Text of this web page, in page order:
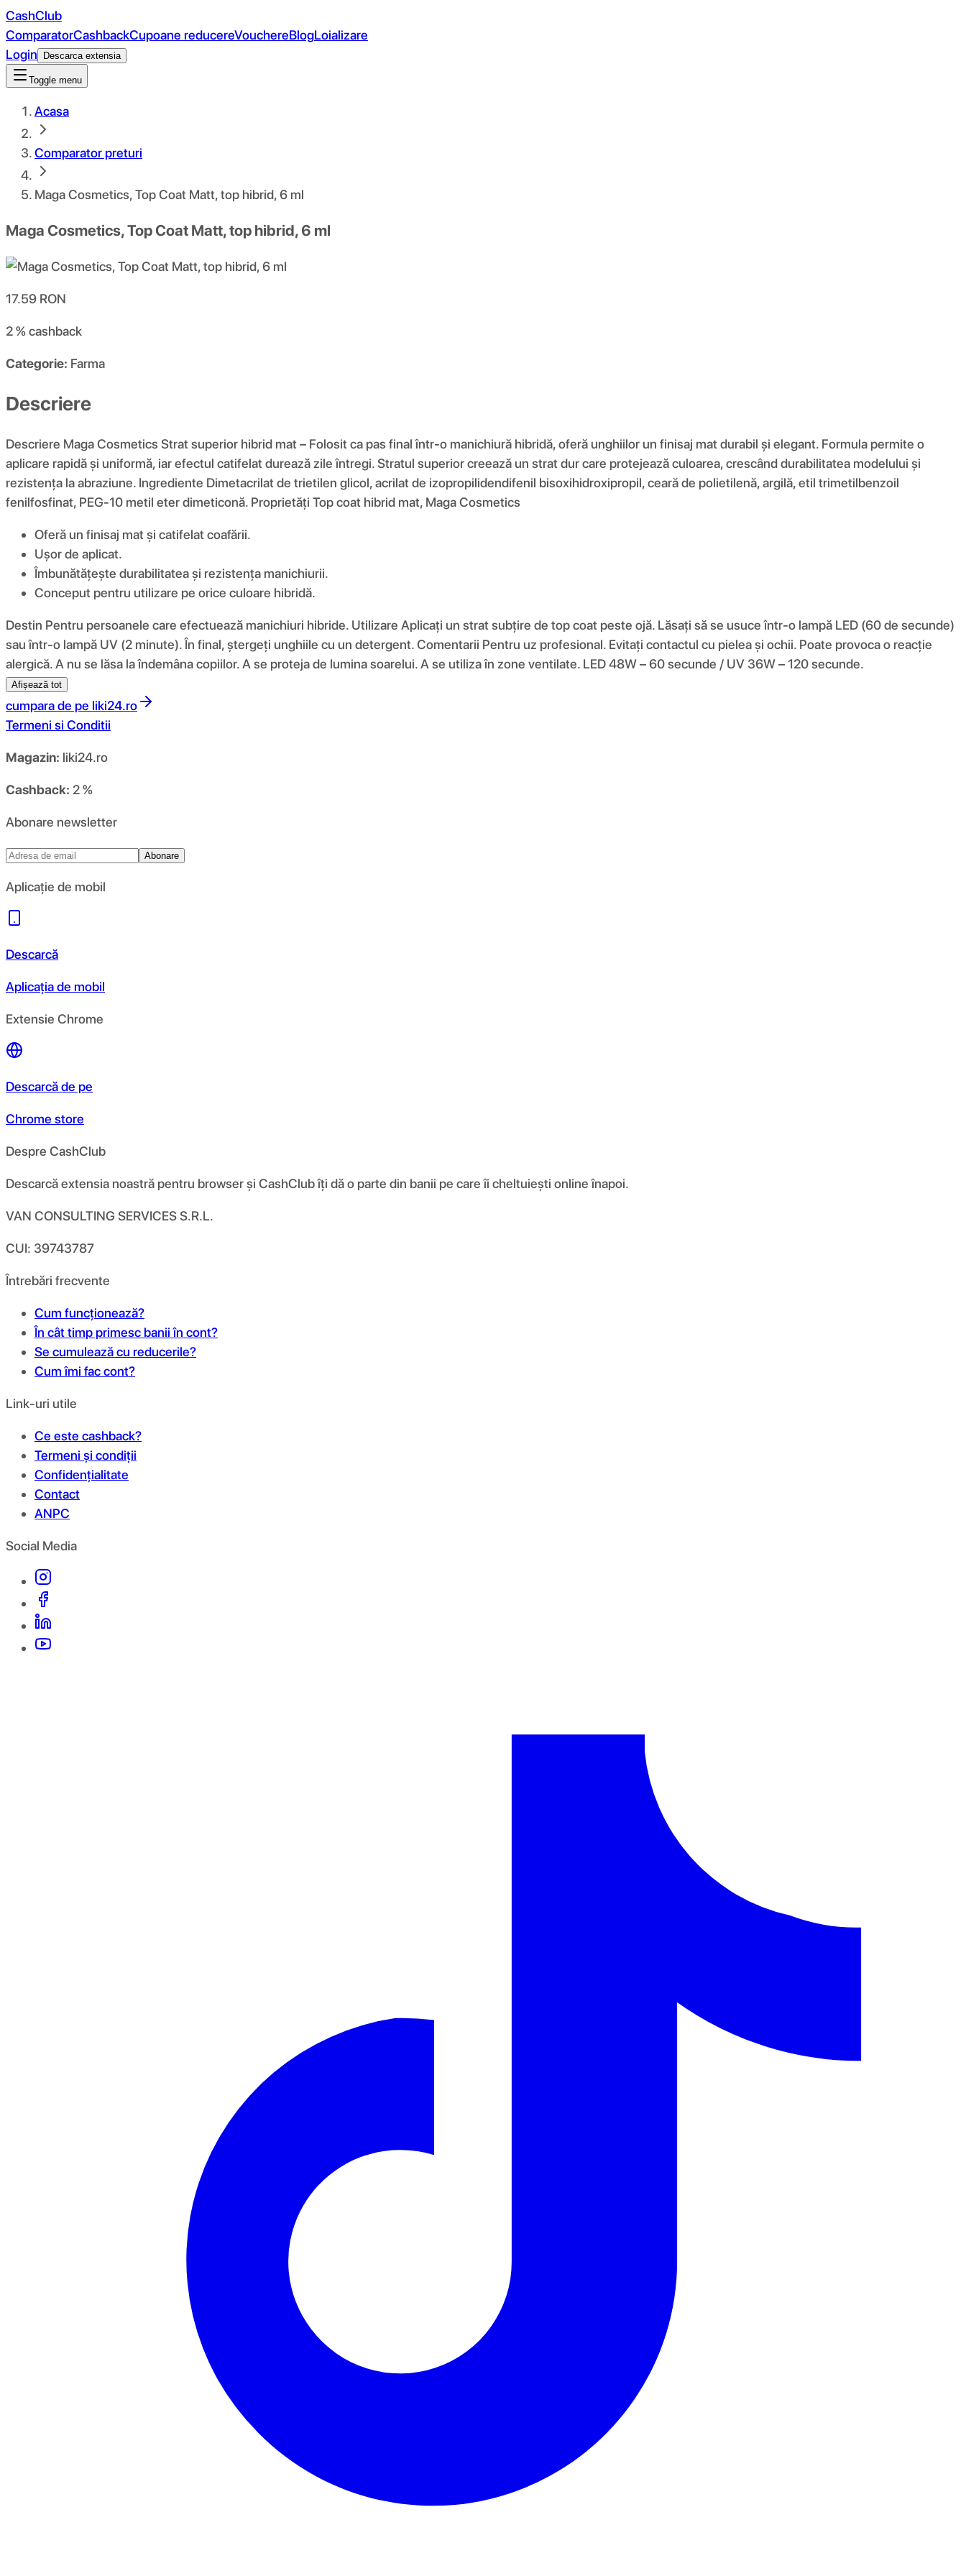
CashClub
ComparatorCashbackCupoane reducereVouchereBlogLoializare
Login
Descarca extensia
Toggle menu
Acasa
Comparator preturi
Maga Cosmetics, Top Coat Matt, top hibrid, 6 ml
Maga Cosmetics, Top Coat Matt, top hibrid, 6 ml
17.59 RON
2 %cashback
Categorie: Farma
Descriere
Descriere Maga Cosmetics Strat superior hibrid mat – Folosit ca pas final într-o manichiură hibridă, oferă unghiilor un finisaj mat durabil și elegant. Formula permite o
aplicare rapidă și uniformă, iar efectul catifelat durează zile întregi. Stratul superior creează un strat dur care protejează culoarea, crescând durabilitatea modelului și
rezistența la abraziune. Ingrediente Dimetacrilat de trietilen glicol, acrilat de izopropilidendifenil bisoxihidroxipropil, ceară de polietilenă, argilă, etil trimetilbenzoil
fenilfosfinat, PEG-10 metil eter dimeticonă. Proprietăți Top coat hibrid mat, Maga Cosmetics
Oferă un finisaj mat și catifelat coafării.
Ușor de aplicat.
Îmbunătățește durabilitatea și rezistența manichiurii.
Conceput pentru utilizare pe orice culoare hibridă.
Destin Pentru persoanele care efectuează manichiuri hibride. Utilizare Aplicați un strat subțire de top coat peste ojă. Lăsați să se usuce într-o lampă LED (60 de secunde)
sau într-o lampă UV (2 minute). În final, ștergeți unghiile cu un detergent. Comentarii Pentru uz profesional. Evitați contactul cu pielea și ochii. Poate provoca o reacție
alergică. A nu se lăsa la îndemâna copiilor. A se proteja de lumina soarelui. A se utiliza în zone ventilate. LED 48W – 60 secunde / UV 36W – 120 secunde.
Afișează tot
cumpara de pe liki24.ro
Termeni si Conditii
Magazin: liki24.ro
Cashback: 2 %
Abonare newsletter
Abonare
Aplicație de mobil
Descarcă
Aplicația de mobil
Extensie Chrome
Descarcă de pe
Chrome store
Despre CashClub
Descarcă extensia noastră pentru browser și CashClub îți dă o parte din banii pe care îi cheltuiești online înapoi.
VAN CONSULTING SERVICES S.R.L.
CUI: 39743787
Întrebări frecvente
Cum funcționează?
În cât timp primesc banii în cont?
Se cumulează cu reducerile?
Cum îmi fac cont?
Link-uri utile
Ce este cashback?
Termeni și condiții
Confidențialitate
Contact
ANPC
Social Media